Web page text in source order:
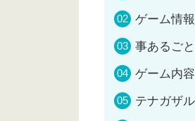
ゲーム情報
事あるご
ゲーム内
テナガザ